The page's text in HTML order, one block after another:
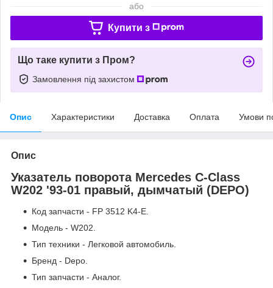
або
Купити з
Що таке купити з Пром?
Замовлення під захистом
Опис Характеристики Доставка Оплата Умови
Опис
Указатель поворота Mercedes C-Class
W202 '93-01 правый, дымчатый (DEPO)
Код запчасти - FP 3512 K4-E.
Модель - W202.
Тип техники - Легковой автомобиль.
Бренд - Depo.
Тип запчасти - Аналог.